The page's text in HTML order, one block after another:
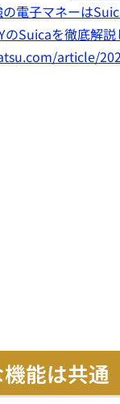
電子マネーは
のSuicaを徹底解
article/
能は共通